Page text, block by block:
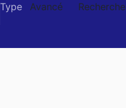
Type
Avancé Recherche